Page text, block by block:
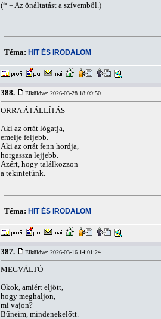
(* = Az önáltatást a szívemből.)
Téma: HIT ÉS IRODALOM
388. Elküldve: 2026-03-28 18:09:50
ORRA ÁTÁLLÍTÁS
Aki az orrát lógatja,
emelje feljebb.
Aki az orrát fenn hordja,
horgassza lejjebb.
Azért, hogy találkozzon
a tekintetünk.
Téma: HIT ÉS IRODALOM
387. Elküldve: 2026-03-16 14:01:24
MEGVÁLTÓ
Okok, amiért eljött,
hogy meghaljon,
mi vajon?
Bűneim, mindenekelőtt.